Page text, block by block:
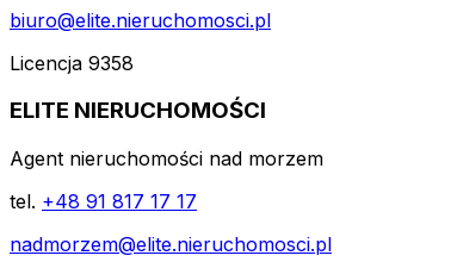
biuro@elite.nieruchomosci.pl
Licencja 9358
ELITE NIERUCHOMOŚCI
Agent nieruchomości nad morzem
tel. +48 91 817 17 17
nadmorzem@elite.nieruchomosci.pl